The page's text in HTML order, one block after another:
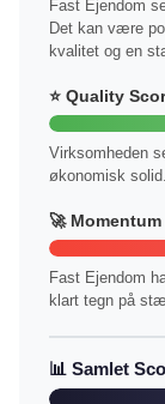
Fast Ejendom
Det kan være
kvalitet og en
⭐ Quality
Virksomheden
økonomisk solid.
🚀
Fast Ejendom
klart tegn på
📊 Samlet